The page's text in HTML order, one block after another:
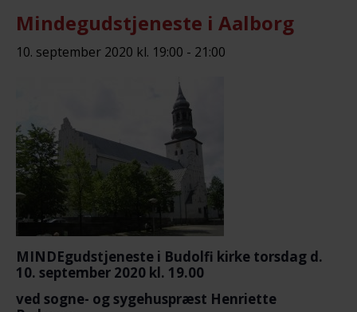
Mindegudstjeneste i Aalborg
10. september 2020 kl. 19:00 - 21:00
MINDEgudstjeneste i Budolfi kirke torsdag d.
10. september 2020 kl. 19.00
ved sogne- og sygehuspræst Henriette